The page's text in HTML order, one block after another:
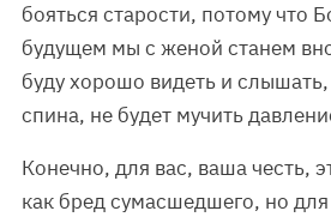
бояться старости, потому что
будущем мы с женой станем
буду хорошо видеть и слышать,
спина, не будет мучить
Конечно, для вас, ваша честь,
как бред сумасшедшего, но